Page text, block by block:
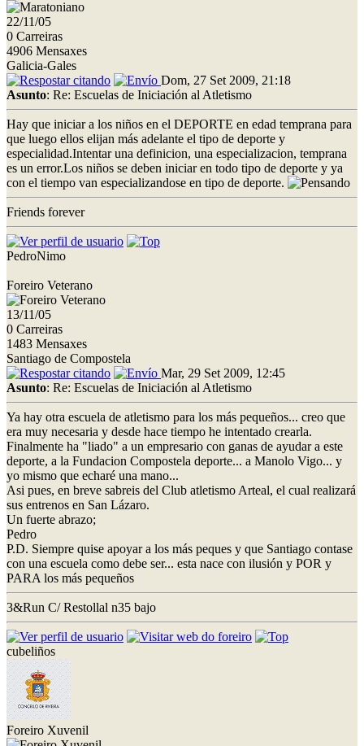
22/11/05
0 Carreiras
4906 Mensaxes
Galicia-Gales
Dom, 27 Set 2009, 21:18
Asunto: Re: Escuelas de Iniciación al Atletismo
Hay que iniciar a los niños en el DEPORTE en edad temprana para
que luego ellos elijan más adelante el tipo de deporte y
especialidad.Intentar una definicion, una especializacion, temprana
es un error.Los niños se deben iniciar en todo tipo de deporte y ya
con el tiempo van especializandose en tipo de deporte.
Friends forever
PedroNimo
Foreiro Veterano
13/11/05
0 Carreiras
1483 Mensaxes
Santiago de Compostela
Mar, 29 Set 2009, 12:45
Asunto: Re: Escuelas de Iniciación al Atletismo
Ya hay otra escuela de atletismo para los más pequeños... creo que
era muy necesaria y desde hace tiempo he intentado crearla.
Finalmente ha "liado" a un empresario con ganas de ayudar a este
deporte, a la Fundacion Compostela deporte... a Manolo Vigo... y
yo mismo que echaré una mano...
Asi pues, en breve sabreis del Club atletismo Arteal, el cual realizará
sus entrenos en San Lázaro.
Un fuerte abrazo;
Pedro
P.D. Siempre quise apoyar a los más peques y que Santiago contase
con una escuela como debe ser... esta nace con ilusión y POR y
PARA los más pequeños
3&Run C/ Restollal n35 bajo
cubeliños
Foreiro Xuvenil